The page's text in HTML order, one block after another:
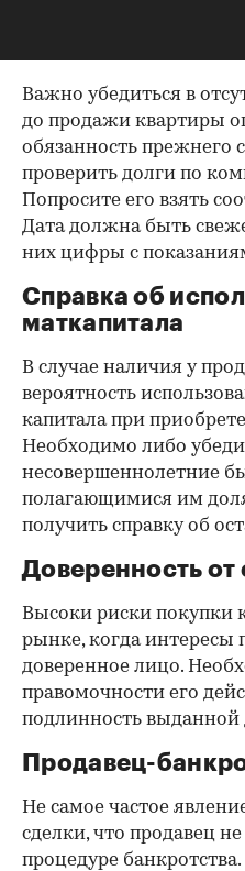
Важно убедиться в
до продажи квартиры
обязанность прежнего
проверить долги по
Попросите его взять
Дата должна быть
них цифры с
Справка об
маткапитала
В случае наличия у
вероятность
капитала при
Необходимо либо
несовершеннолетние
полагающимися им
получить справку об
Доверенность от
Высоки риски покупки
рынке, когда интересы
доверенное лицо.
правомочности его
подлинность выданной
Продавец-
Не самое частое
сделки, что продавец
процедуре